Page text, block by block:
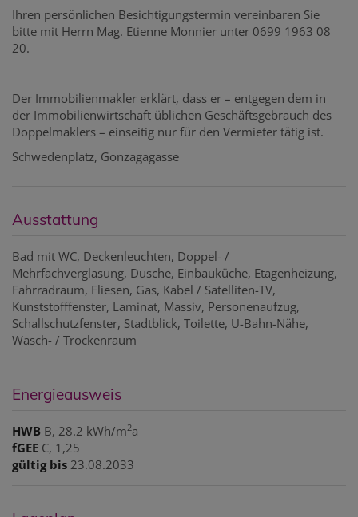
Ihren persönlichen Besichtigungstermin vereinbaren Sie
bitte mit Herrn Mag. Etienne Monnier unter 0699 1963 08
20.
Der Immobilienmakler erklärt, dass er – entgegen dem in
der Immobilienwirtschaft üblichen Geschäftsgebrauch des
Doppelmaklers – einseitig nur für den Vermieter tätig ist.
Schwedenplatz, Gonzagagasse
Ausstattung
Bad mit WC Deckenleuchten Doppel- /
Mehrfachverglasung Dusche Einbauküche Etagenheizung
Fahrradraum Fliesen Gas Kabel / Satelliten-TV
Kunststofffenster Laminat Massiv Personenaufzug
Schallschutzfenster Stadtblick Toilette U-Bahn-Nähe
Wasch- / Trockenraum
Energieausweis
HWB B, 28.2 kWh/m2a
fGEE C, 1,25
gültig bis 23.08.2033